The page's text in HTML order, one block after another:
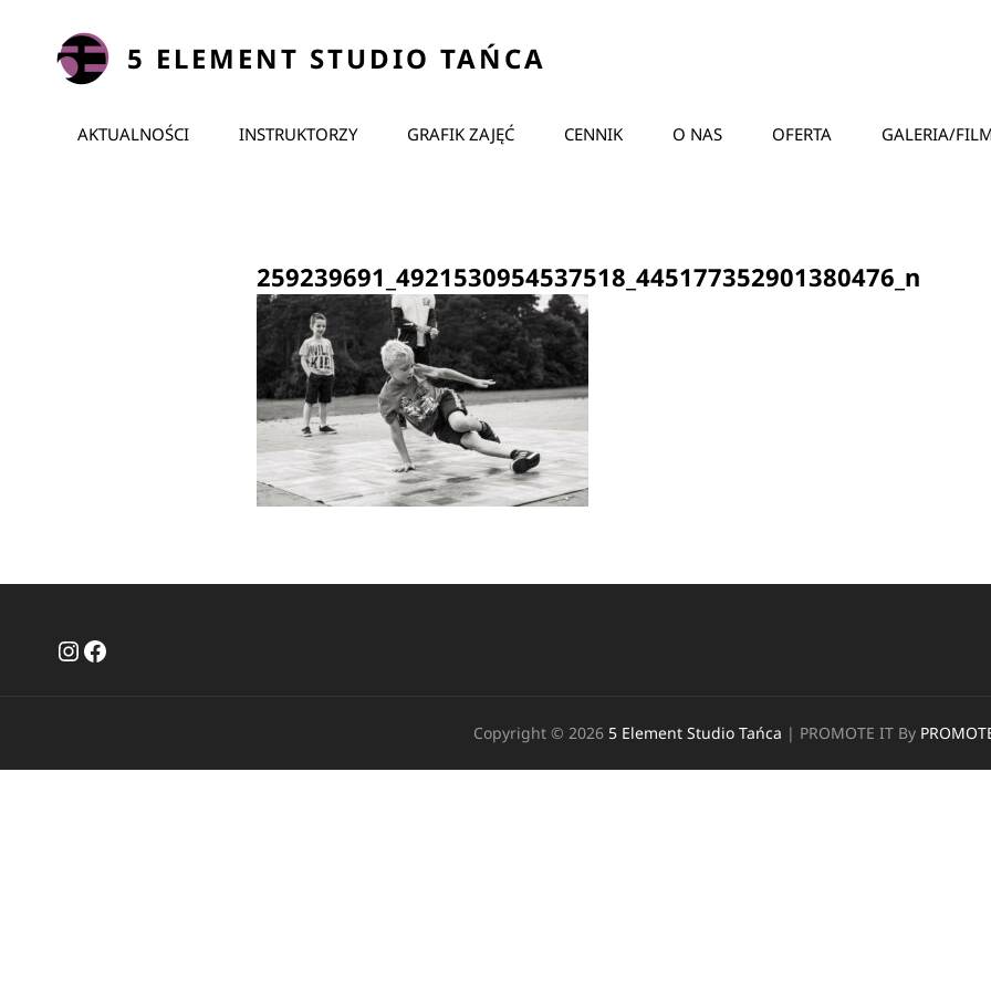
5 ELEMENT STUDIO TAŃCA
AKTUALNOŚCI INSTRUKTORZY GRAFIK ZAJĘĆ CENNIK O NAS OFERTA GALERIA/
259239691_4921530954537518_445177352901380476_n
Instagram
Facebook
Copyright © 2026 5 Element Studio Tańca | PROMOTE IT By